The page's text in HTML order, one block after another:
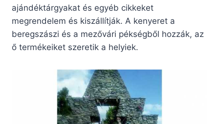
ajándéktárgyakat és egyéb cikkeket
megrendelem és kiszállítják. A kenyeret a
beregszászi és a mezővári pékségből hozzák, az
ő termékeiket szeretik a helyiek.